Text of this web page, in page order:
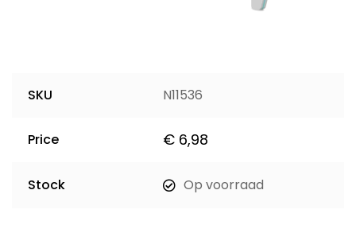
SKU N11536
Price € 6,98
Stock Op voorraad